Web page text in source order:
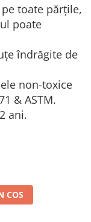
toate părțile,
poate
îndrăgite de
non-toxice
& ASTM.
ani.
COS